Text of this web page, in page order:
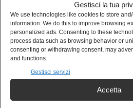
Gestisci la tua
We use technologies like cookies to store
information. We do this to improve browsing
personalized ads. Consenting to these
process data such as browsing behavior or
consenting or withdrawing consent, may
and functions.
Gestisci servizi
Accetta
cogliere l’assist per il goal
Il peggiore: Tomiyasu 5.5si
sul vantaggio blucerchiato.
cava bene ma l’errore è grave.